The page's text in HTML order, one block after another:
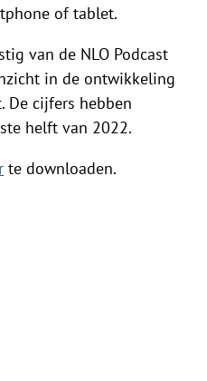
of tablet.
van de NLO Podcast
in de ontwikkeling
De cijfers hebben
helft van 2022.
te downloaden.